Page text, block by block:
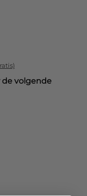
de volgende